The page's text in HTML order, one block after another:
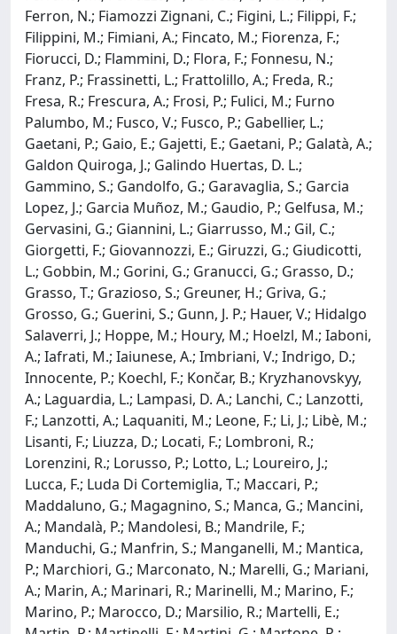
Ferron, N.; Fiamozzi Zignani, C.; Figini, L.; Filippi, F.;
Filippini, M.; Fimiani, A.; Fincato, M.; Fiorenza, F.;
Fiorucci, D.; Flammini, D.; Flora, F.; Fonnesu, N.;
Franz, P.; Frassinetti, L.; Frattolillo, A.; Freda, R.;
Fresa, R.; Frescura, A.; Frosi, P.; Fulici, M.; Furno
Palumbo, M.; Fusco, V.; Fusco, P.; Gabellier, L.;
Gaetani, P.; Gaio, E.; Gajetti, E.; Gaetani, P.; Galatà, A.;
Galdon Quiroga, J.; Galindo Huertas, D. L.;
Gammino, S.; Gandolfo, G.; Garavaglia, S.; Garcia
Lopez, J.; Garcia Muñoz, M.; Gaudio, P.; Gelfusa, M.;
Gervasini, G.; Giannini, L.; Giarrusso, M.; Gil, C.;
Giorgetti, F.; Giovannozzi, E.; Giruzzi, G.; Giudicotti,
L.; Gobbin, M.; Gorini, G.; Granucci, G.; Grasso, D.;
Grasso, T.; Grazioso, S.; Greuner, H.; Griva, G.;
Grosso, G.; Guerini, S.; Gunn, J. P.; Hauer, V.; Hidalgo
Salaverri, J.; Hoppe, M.; Houry, M.; Hoelzl, M.; Iaboni,
A.; Iafrati, M.; Iaiunese, A.; Imbriani, V.; Indrigo, D.;
Innocente, P.; Koechl, F.; Končar, B.; Kryzhanovskyy,
A.; Laguardia, L.; Lampasi, D. A.; Lanchi, C.; Lanzotti,
F.; Lanzotti, A.; Laquaniti, M.; Leone, F.; Li, J.; Libè, M.;
Lisanti, F.; Liuzza, D.; Locati, F.; Lombroni, R.;
Lorenzini, R.; Lorusso, P.; Lotto, L.; Loureiro, J.;
Lucca, F.; Luda Di Cortemiglia, T.; Maccari, P.;
Maddaluno, G.; Magagnino, S.; Manca, G.; Mancini,
A.; Mandalà, P.; Mandolesi, B.; Mandrile, F.;
Manduchi, G.; Manfrin, S.; Manganelli, M.; Mantica,
P.; Marchiori, G.; Marconato, N.; Marelli, G.; Mariani,
A.; Marin, A.; Marinari, R.; Marinelli, M.; Marino, F.;
Marino, P.; Marocco, D.; Marsilio, R.; Martelli, E.;